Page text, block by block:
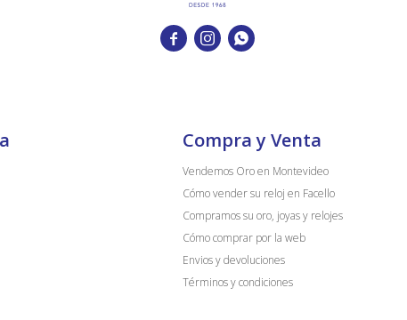
  
Compra y Venta
Vendemos Oro en Montevideo
Cómo vender su reloj en Facello
Compramos su oro, joyas y relojes
Cómo comprar por la web
Envios y devoluciones
Términos y condiciones